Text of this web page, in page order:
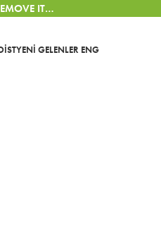
IT…
YENI GELENLER ENG